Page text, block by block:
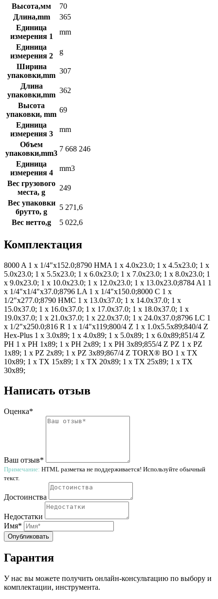
Высота,мм
70
Длина,mm
365
Единица
измерения 1
mm
Единица
измерения 2
g
Ширина
упаковки,mm
307
Длина
упаковки,mm
362
Высота
упаковки, mm
69
Единица
измерения 3
mm
Объем
упаковки,mm3
7 668 246
Единица
измерения 4
mm3
Вес грузового
места, g
249
Вес упаковки
брутто, g
5 271,6
Вес нетто,g
5 022,6
Комплектация
8000 A 1 x 1/4"x152.0;8790 HMA 1 x 4.0x23.0; 1 x 4.5x23.0; 1 x
5.0x23.0; 1 x 5.5x23.0; 1 x 6.0x23.0; 1 x 7.0x23.0; 1 x 8.0x23.0; 1
x 9.0x23.0; 1 x 10.0x23.0; 1 x 12.0x23.0; 1 x 13.0x23.0;8784 A1 1
x 1/4"x1/4"x37.0;8796 LA 1 x 1/4"x150.0;8000 C 1 x
1/2"x277.0;8790 HMC 1 x 13.0x37.0; 1 x 14.0x37.0; 1 x
15.0x37.0; 1 x 16.0x37.0; 1 x 17.0x37.0; 1 x 18.0x37.0; 1 x
19.0x37.0; 1 x 21.0x37.0; 1 x 22.0x37.0; 1 x 24.0x37.0;8796 LC 1
x 1/2"x250.0;816 R 1 x 1/4"x119;800/4 Z 1 x 1.0x5.5x89;840/4 Z
Hex-Plus 1 x 3.0x89; 1 x 4.0x89; 1 x 5.0x89; 1 x 6.0x89;851/4 Z
PH 1 x PH 1x89; 1 x PH 2x89; 1 x PH 3x89;855/4 Z PZ 1 x PZ
1x89; 1 x PZ 2x89; 1 x PZ 3x89;867/4 Z TORX® BO 1 x TX
10x89; 1 x TX 15x89; 1 x TX 20x89; 1 x TX 25x89; 1 x TX
30x89;
Написать отзыв
Оценка*
Ваш отзыв*
Примечание: HTML разметка не поддерживается! Используйте обычный
текст.
Достоинства
Недостатки
Имя*
Опубликовать
Гарантия
У нас вы можете получить онлайн-консультацию по выбору и
комплектации, инструмента.